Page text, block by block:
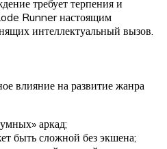
требует терпения и
Runner настоящим
интеллектуальный вызов.
влияние на развитие жанра
аркад;
быть сложной без экшена;